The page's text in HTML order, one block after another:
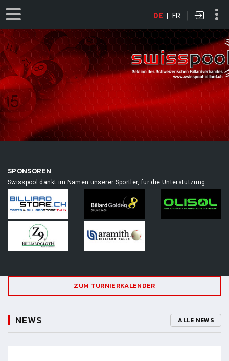
DE | FR
SPONSOREN
Swisspool dankt im Namen unserer Sportler, für die Unterstützung
ZUM TURNIERKALENDER
NEWS ALLE NEWS